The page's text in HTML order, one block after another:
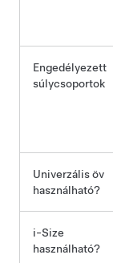
Engedélyezett
súlycsoportok
Univerzális öv
használható?
i-Size
használható?